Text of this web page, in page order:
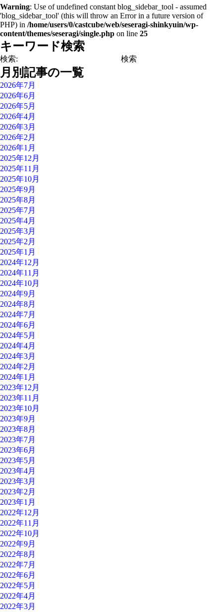
Warning: Use of undefined constant blog_sidebar_tool - assumed
'blog_sidebar_tool' (this will throw an Error in a future version of
PHP) in /home/users/0/castcube/web/seseragi-shinkyuin/wp-
content/themes/seseragi/single.php on line 25
キーワード検索
検索:
月別記事の一覧
2026年7月
2026年6月
2026年5月
2026年4月
2026年3月
2026年2月
2026年1月
2025年12月
2025年11月
2025年10月
2025年9月
2025年8月
2025年7月
2025年4月
2025年3月
2025年2月
2025年1月
2024年12月
2024年11月
2024年10月
2024年9月
2024年8月
2024年7月
2024年6月
2024年5月
2024年4月
2024年3月
2024年2月
2024年1月
2023年12月
2023年11月
2023年10月
2023年9月
2023年8月
2023年7月
2023年6月
2023年5月
2023年4月
2023年3月
2023年2月
2023年1月
2022年12月
2022年11月
2022年10月
2022年9月
2022年8月
2022年7月
2022年6月
2022年5月
2022年4月
2022年3月